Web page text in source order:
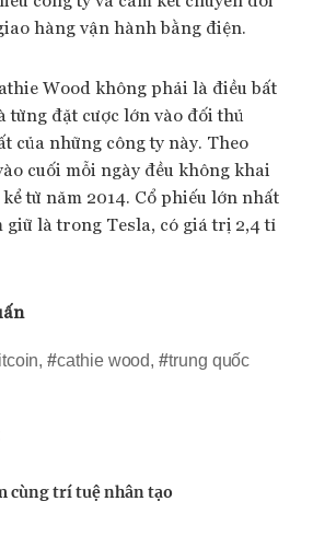
hàng vận hành bằng điện.
Wood không phải là điều bất
từng đặt cược lớn vào đối thủ
của những công ty này. Theo
cuối mỗi ngày đều không khai
từ năm 2014. Cổ phiếu lớn nhất
giữ là trong Tesla, có giá trị 2,4 tỉ
,#cathie wood,#trung quốc
cùng trí tuệ nhân tạo
lập 25 tuổi và tham vọng lật đổ
bất ổn và bảo vệ sức khỏe tinh